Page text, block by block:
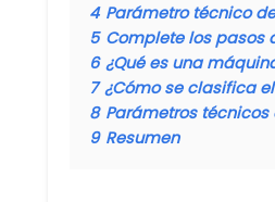
4 Parámetro técnico
5 Complete los pasos
6 ¿Qué es una
7 ¿Cómo se clasifica
8 Parámetros
9 Resumen